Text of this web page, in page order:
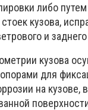
либо
кузова,
и
кузова
для
на кузове,